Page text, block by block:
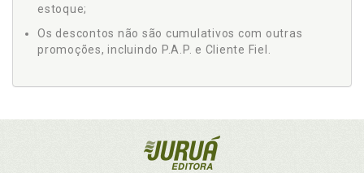
estoque;
Os descontos não são cumulativos com outras
promoções, incluindo P.A.P. e Cliente Fiel.